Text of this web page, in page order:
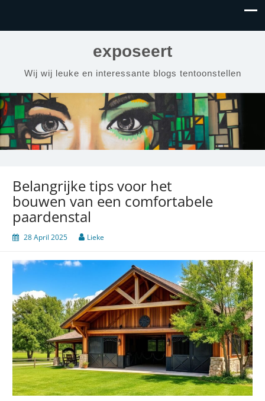
exposeert
Wij wij leuke en interessante blogs tentoonstellen
Belangrijke tips voor het
bouwen van een comfortabele
paardenstal
28 April 2025 Lieke